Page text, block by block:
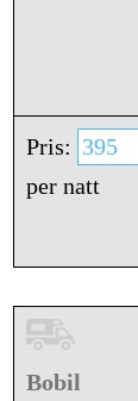
Pris:
per natt
Bobil